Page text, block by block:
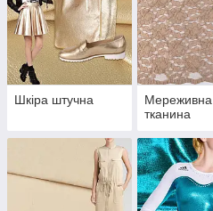
Шкіра штучна
Мереживна
тканина